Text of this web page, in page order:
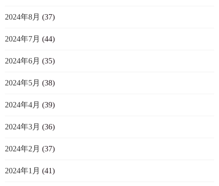
2024年8月 (37)
2024年7月 (44)
2024年6月 (35)
2024年5月 (38)
2024年4月 (39)
2024年3月 (36)
2024年2月 (37)
2024年1月 (41)